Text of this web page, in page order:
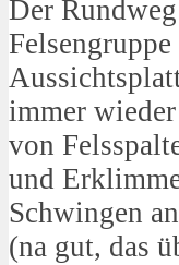
Der
immer
von
und
Schwingen
(na gut, das